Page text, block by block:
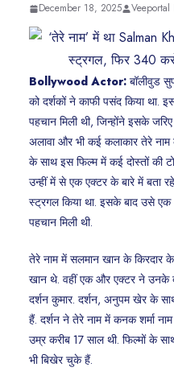
December 18, 2025 Veeportal
Bollywood Actor: बॉलीवुड
को दर्शकों ने काफी पसंद किया था.
पहचान मिली थी, जिन्होंने इसके
अलावा और भी कई कलाकार तेरे
के साथ इस फिल्म में कई दोस्तों की
उन्हीं में से एक एक्टर के बारे में बता
स्ट्रगल किया था. इसके बाद उसे
पहचान मिली थी.
तेरे नाम में सलमान खान के किरदार
खान थे. वहीं एक और एक्टर ने उनके
दर्शन कुमार. दर्शन, अनुपम खेर के
हैं. दर्शन ने तेरे नाम में कनक शर्मा
उम्र करीब 17 साल थी. फिल्मों के
भी बिखेर चुके हैं.